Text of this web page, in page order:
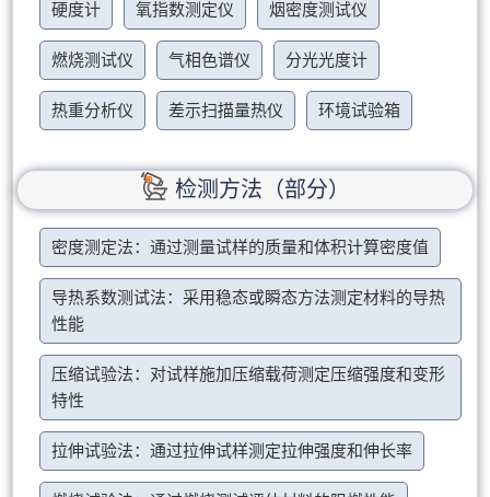
硬度计 氧指数测定仪 烟密度测试仪
燃烧测试仪 气相色谱仪 分光光度计
热重分析仪 差示扫描量热仪 环境试验箱
检测方法（部分）
密度测定法：通过测量试样的质量和体积计算密度值
导热系数测试法：采用稳态或瞬态方法测定材料的导热
性能
压缩试验法：对试样施加压缩载荷测定压缩强度和变形
特性
拉伸试验法：通过拉伸试样测定拉伸强度和伸长率